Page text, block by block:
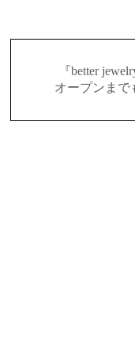
『better
オープンまで